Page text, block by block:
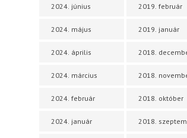
2024. június
2024. május
2024. április
2024. március
2024. február
2024. január
2019. február
2019. január
2018.
2018.
2018. október
2018.